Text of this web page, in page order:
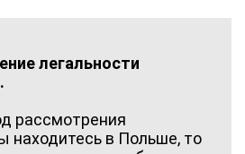
легальности
рассмотрения
находитесь в Польше, то